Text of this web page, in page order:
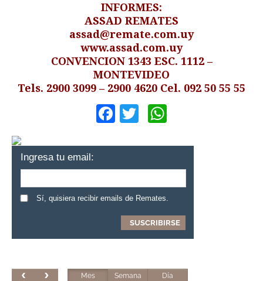
INFORMES:
ASSAD REMATES
assad@remate.com.uy
www.assad.com.uy
CONVENCION 1343 ESC. 1112 –
MONTEVIDEO
Tels. 2900 3099 – 2900 4620 Cel. 092 50 55 55
Facebook
Twitter
Ingresa tu email:
Sí, quisiera recibir emails de Remates.
Mes Semana Día